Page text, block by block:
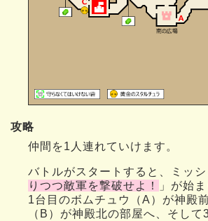
攻略
仲間を1人連れていけます。
バトルがスタートすると、ミッシ
りつつ敵軍を撃破せよ！
」が始
1台目のボムチュウ（A）が神殿
（B）が神殿北の部屋へ、そし